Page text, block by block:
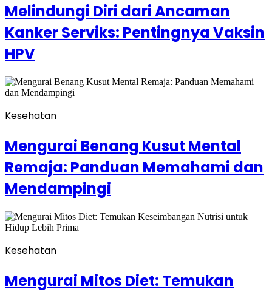
Melindungi Diri dari Ancaman
Kanker Serviks: Pentingnya Vaksin
HPV
Kesehatan
Mengurai Benang Kusut Mental
Remaja: Panduan Memahami dan
Mendampingi
Kesehatan
Mengurai Mitos Diet: Temukan